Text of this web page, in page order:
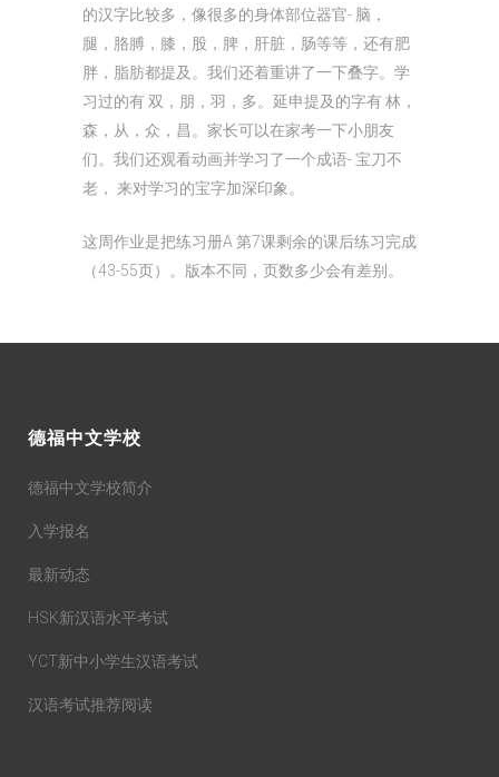
的汉字比较多，像很多的身体部位器官- 脑，
腿，胳膊，膝，股，脾，肝脏，肠等等，还有肥
胖，脂肪都提及。我们还着重讲了一下叠字。学
习过的有 双，朋，羽，多。延申提及的字有 林，
森，从，众，昌。家长可以在家考一下小朋友
们。我们还观看动画并学习了一个成语- 宝刀不
老， 来对学习的宝字加深印象。
这周作业是把练习册A 第7课剩余的课后练习完成
（43-55页）。版本不同，页数多少会有差别。
德福中文学校
德福中文学校简介
入学报名
最新动态
HSK新汉语水平考试
YCT新中小学生汉语考试
汉语考试推荐阅读